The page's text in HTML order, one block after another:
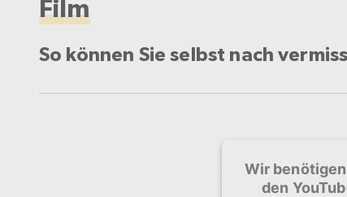
Film
So können Sie selbst nach
Wir
den